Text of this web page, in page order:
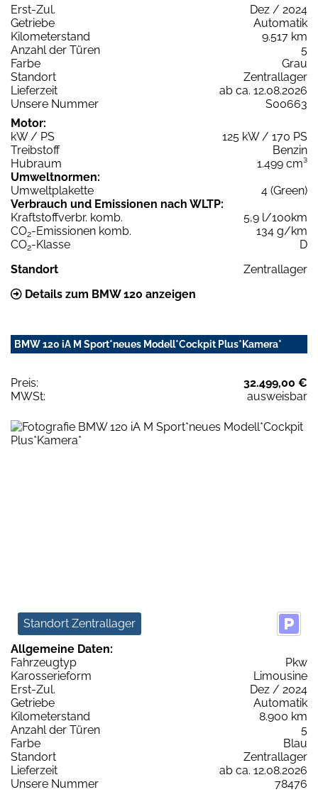
Erst-Zul.
Dez / 2024
Getriebe
Automatik
Kilometerstand
9.517 km
Anzahl der Türen
5
Farbe
Grau
Standort
Zentrallager
Lieferzeit
ab ca. 12.08.2026
Unsere Nummer
S00663
Motor:
kW / PS
125 kW / 170 PS
Treibstoff
Benzin
Hubraum
1.499 cm³
Umweltnormen:
Umweltplakette
4 (Green)
Verbrauch und Emissionen nach WLTP:
Kraftstoffverbr. komb.
5,9 l/100km
CO2-Emissionen komb.
134 g/km
CO2-Klasse
D
Standort
Zentrallager
Details zum BMW 120 anzeigen
BMW 120 iA M Sport*neues Modell*Cockpit Plus*Kamera*
Preis:
32.499,00 €
MWSt:
ausweisbar
Standort Zentrallager
Allgemeine Daten:
Fahrzeugtyp
Pkw
Karosserieform
Limousine
Erst-Zul.
Dez / 2024
Getriebe
Automatik
Kilometerstand
8.900 km
Anzahl der Türen
5
Farbe
Blau
Standort
Zentrallager
Lieferzeit
ab ca. 12.08.2026
Unsere Nummer
78476